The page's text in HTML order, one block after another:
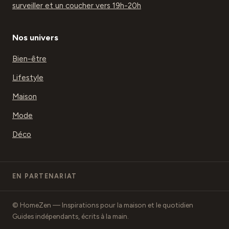
surveiller et un coucher vers 19h-20h
Nos univers
Bien-être
Lifestyle
Maison
Mode
Déco
EN PARTENARIAT
© HomeZen — Inspirations pour la maison et le quotidien
Guides indépendants, écrits à la main.